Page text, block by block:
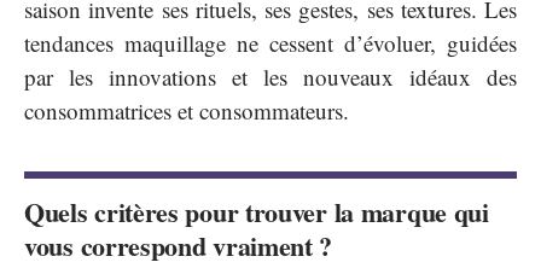
saison invente ses rituels, ses gestes, ses textures. Les
tendances maquillage ne cessent d’évoluer, guidées
par les innovations et les nouveaux idéaux des
consommatrices et consommateurs.
Quels critères pour trouver la marque qui
vous correspond vraiment ?